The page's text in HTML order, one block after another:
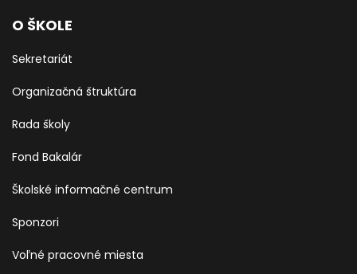
O ŠKOLE
Sekretariát
Organizačná štruktúra
Rada školy
Fond Bakalár
Školské informačné centrum
Sponzori
Voľné pracovné miesta